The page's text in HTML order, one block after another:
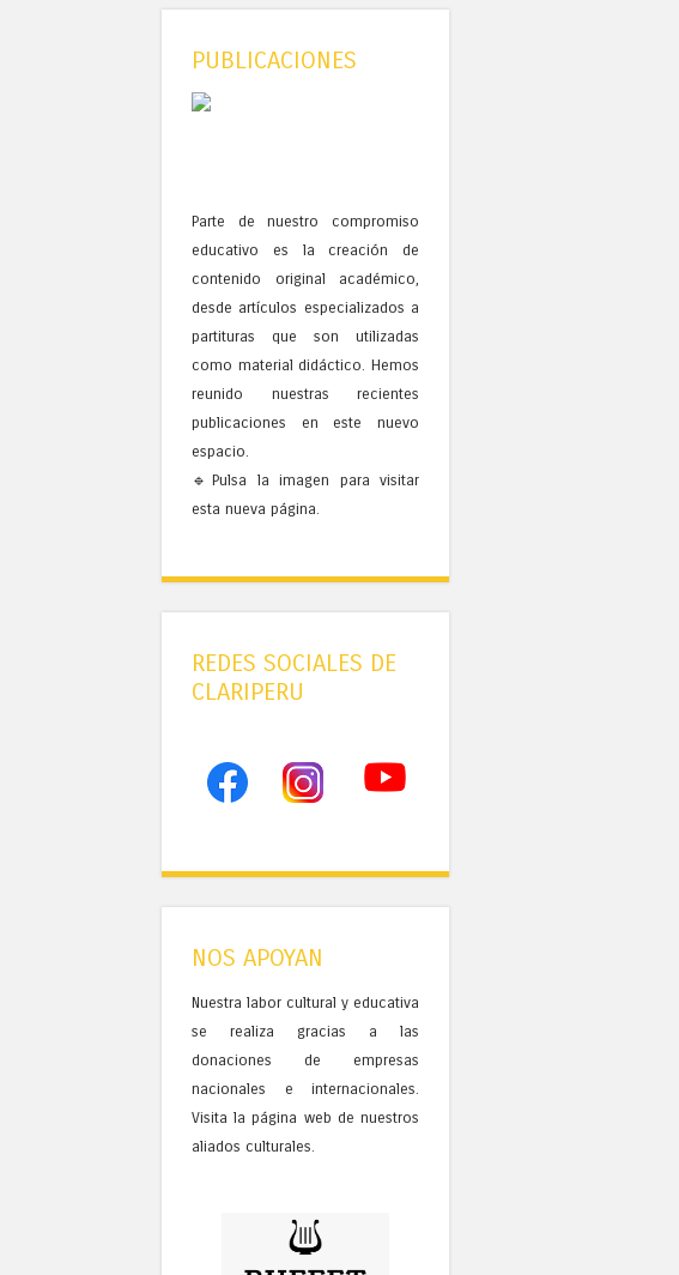
PUBLICACIONES
Parte de nuestro compromiso
educativo es la creación de
contenido original académico,
desde artículos especializados a
partituras que son utilizadas
como material didáctico. Hemos
reunido nuestras recientes
publicaciones en este nuevo
espacio.
🔹Pulsa la imagen para visitar
esta nueva página.
REDES SOCIALES DE
CLARIPERU
NOS APOYAN
Nuestra labor cultural y educativa
se realiza gracias a las
donaciones de empresas
nacionales e internacionales.
Visita la página web de nuestros
aliados culturales.